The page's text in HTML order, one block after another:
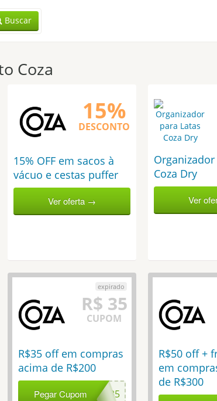
Buscar
Coza
15%
DESCONTO
15% OFF em sacos à
vácuo e cestas puffer
Ver oferta →
Coza Dry
Ver
R$ 35
CUPOM
R$35 off em compras
acima de R$200
Pegar CupomGANHA35
R$50 off +
em
de R$300